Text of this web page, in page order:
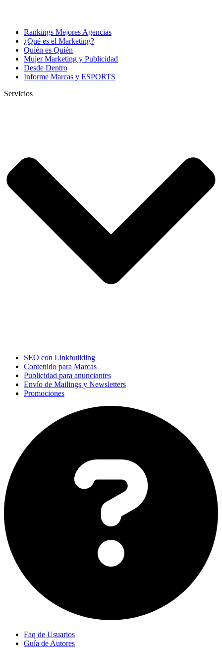
Rankings Mejores Agencias
¿Qué es el Marketing?
Quién es Quién
Mujer Marketing y Publicidad
Desde Dentro
Informe Marcas y ESPORTS
Servicios
SEO con Linkbuilding
Contenido para Marcas
Publicidad para anunciantes
Envío de Mailings y Newsletters
Promociones
Faq de Usuarios
Guía de Autores